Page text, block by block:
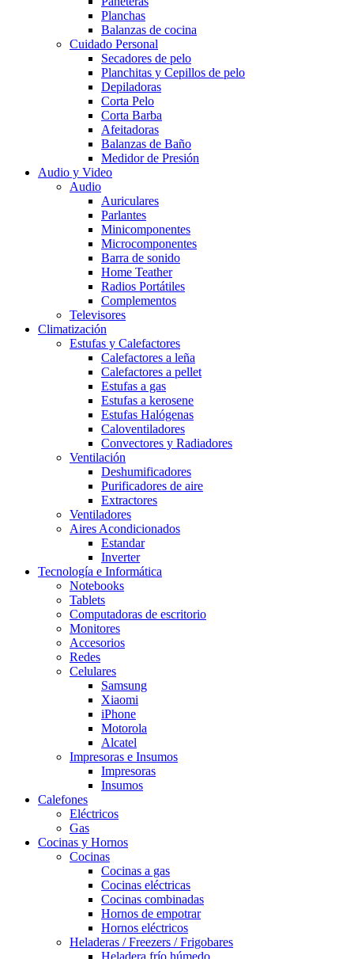
Planchas
Balanzas de cocina
Cuidado Personal
Secadores de pelo
Planchitas y Cepillos de pelo
Depiladoras
Corta Pelo
Corta Barba
Afeitadoras
Balanzas de Baño
Medidor de Presión
Audio y Video
Audio
Auriculares
Parlantes
Minicomponentes
Microcomponentes
Barra de sonido
Home Teather
Radios Portátiles
Complementos
Televisores
Climatización
Estufas y Calefactores
Calefactores a leña
Calefactores a pellet
Estufas a gas
Estufas a kerosene
Estufas Halógenas
Caloventiladores
Convectores y Radiadores
Ventilación
Deshumificadores
Purificadores de aire
Extractores
Ventiladores
Aires Acondicionados
Estandar
Inverter
Tecnología e Informática
Notebooks
Tablets
Computadoras de escritorio
Monitores
Accesorios
Redes
Celulares
Samsung
Xiaomi
iPhone
Motorola
Alcatel
Impresoras e Insumos
Impresoras
Insumos
Calefones
Eléctricos
Gas
Cocinas y Hornos
Cocinas
Cocinas a gas
Cocinas eléctricas
Cocinas combinadas
Hornos de empotrar
Hornos eléctricos
Heladeras / Freezers / Frigobares
Heladera frío húmedo